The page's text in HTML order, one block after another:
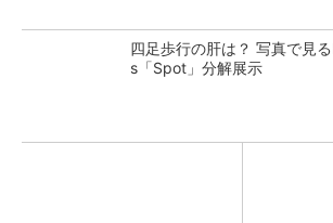
四足歩行の肝は？ 写真で見
s「Spot」分解展示